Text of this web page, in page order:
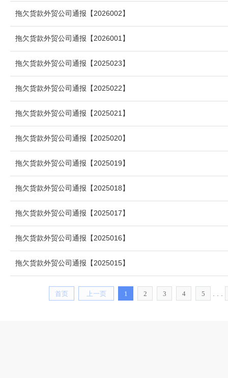
拖欠货款外贸公司通报【2026002】
拖欠货款外贸公司通报【2026001】
拖欠货款外贸公司通报【2025023】
拖欠货款外贸公司通报【2025022】
拖欠货款外贸公司通报【2025021】
拖欠货款外贸公司通报【2025020】
拖欠货款外贸公司通报【2025019】
拖欠货款外贸公司通报【2025018】
拖欠货款外贸公司通报【2025017】
拖欠货款外贸公司通报【2025016】
拖欠货款外贸公司通报【2025015】
首页 上一页 1 2 3 4 5